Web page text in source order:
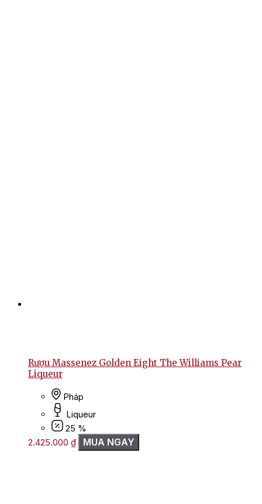
Rượu Massenez Golden Eight The Williams Pear
Liqueur
Pháp
Liqueur
25 %
2.425.000 ₫ MUA NGAY